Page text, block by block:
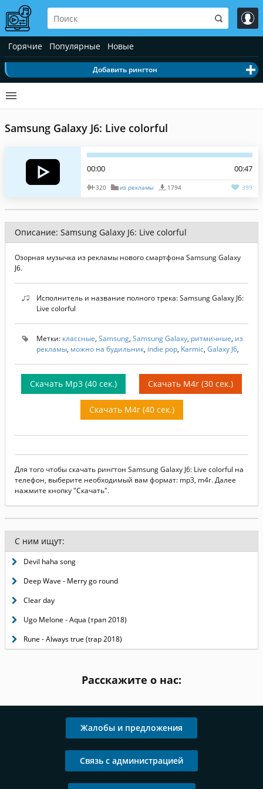
Горячие Популярные Новые
Добавить рингтон
Samsung Galaxy J6: Live colorful
00:00 00:47
320 из рекламы 1794 399
Описание: Samsung Galaxy J6: Live colorful
Озорная музычка из рекламы нового смартфона Samsung Galaxy
J6.
Исполнитель и название полного трека: Samsung Galaxy J6:
Live colorful
Метки: классные, Samsung, Samsung Galaxy, ритмичные, из
рекламы, можно на будильник, indie pop, Karmic, Galaxy J6,
Скачать Mp3 (40 сек.) Скачать M4r (30 сек.)
Скачать M4r (40 сек.)
Для того чтобы скачать рингтон Samsung Galaxy J6: Live colorful на
телефон, выберите необходимый вам формат: mp3, m4r. Далее
нажмите кнопку "Скачать".
С ним ищут:
Devil haha song
Deep Wave - Merry go round
Clear day
Ugo Melone - Aqua (трап 2018)
Rune - Always true (trap 2018)
Расскажите о нас:
Жалобы и предложения
Связь с администрацией